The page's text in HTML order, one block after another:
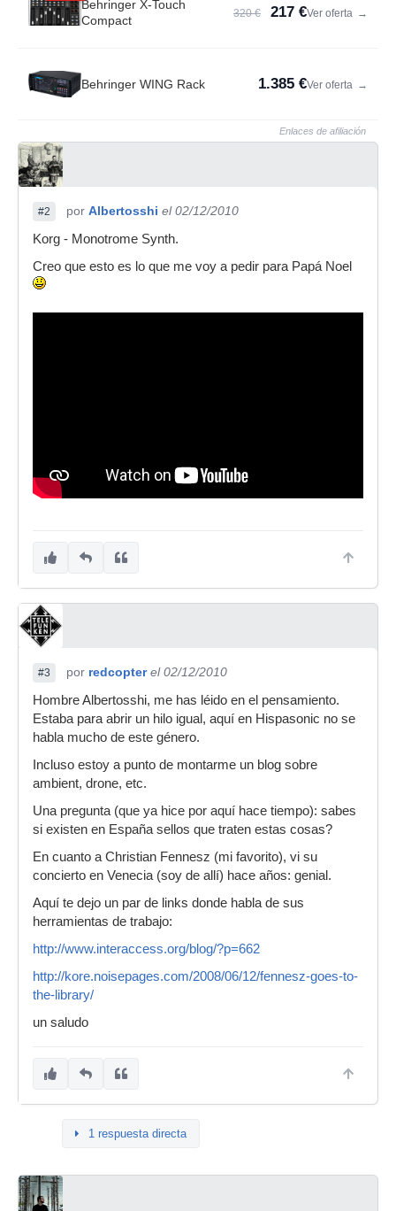
Behringer X-Touch
Compact
320 € 217 €Ver oferta →
Behringer WING Rack 1.385 €Ver oferta →
Enlaces de afiliación
#2 por Albertosshi el 02/12/2010
Korg - Monotrome Synth.
Creo que esto es lo que me voy a pedir para Papá Noel
#3 por redcopter el 02/12/2010
Hombre Albertosshi, me has léido en el pensamiento.
Estaba para abrir un hilo igual, aquí en Hispasonic no se
habla mucho de este género.
Incluso estoy a punto de montarme un blog sobre
ambient, drone, etc.
Una pregunta (que ya hice por aquí hace tiempo): sabes
si existen en España sellos que traten estas cosas?
En cuanto a Christian Fennesz (mi favorito), vi su
concierto en Venecia (soy de allí) hace años: genial.
Aquí te dejo un par de links donde habla de sus
herramientas de trabajo:
http://www.interaccess.org/blog/?p=662
http://kore.noisepages.com/2008/06/12/fennesz-goes-to-
the-library/
un saludo
1 respuesta directa